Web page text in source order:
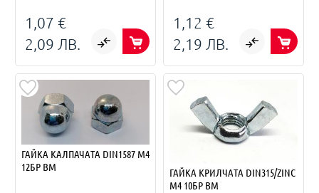
1,07 €
2,09 ЛВ.
1,12 €
2,19 ЛВ.
ГАЙКА КАЛПАЧАТА DIN1587 M4
12БР BM
ГАЙКА КРИЛЧАТА DIN315/ZINC
M4 10БР BM